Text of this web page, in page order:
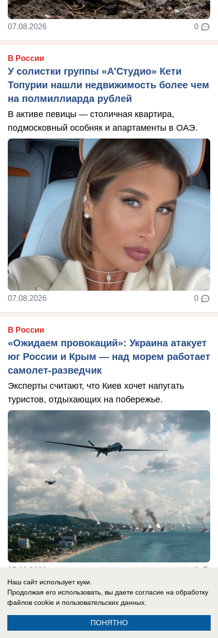
07.08.2026 0
В России
У солистки группы «А'Студио» Кети
Топурии нашли недвижимость более чем
на полмиллиарда рублей
В активе певицы — столичная квартира,
подмосковный особняк и апартаменты в ОАЭ.
07.08.2026 0
В России
«Ожидаем провокаций»: Украина атакует
юг России и Крым — над морем работает
самолет-разведчик
Эксперты считают, что Киев хочет напугать
туристов, отдыхающих на побережье.
07.08.2026 0
В России
СВО новости: украинцы платят за
«похищения» с учений, Трамп отказал
Наш сайт использует куки.
Продолжая его использовать, вы даете согласие на обработку
файлов cookie и пользовательских данных.
ПОНЯТНО